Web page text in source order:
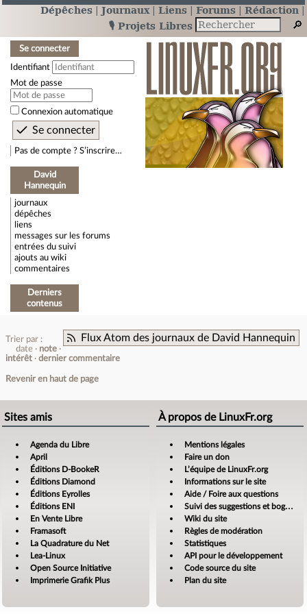
Dépêches Journaux Liens Forums
Rédaction
🎙️ Projets Libres
Se connecter
Identifiant
Mot de passe
Connexion automatique
Pas de compte ? S’inscrire…
David
Hannequin
journaux
dépêches
liens
messages sur les forums
entrées du suivi
ajouts au wiki
commentaires
Derniers
contenus
Flux Atom des journaux de David Hannequin
Trier par :
date
note
intérêt
dernier commentaire
Revenir en haut de page
Sites amis
Agenda du Libre
April
Éditions D-BookeR
Éditions Diamond
Éditions Eyrolles
Éditions ENI
En Vente Libre
Framasoft
La Quadrature du Net
Lea-Linux
Open Source Initiative
Imprimerie Grafik Plus
À propos de LinuxFr.org
Mentions légales
Faire un don
L’équipe de LinuxFr.org
Informations sur le site
Aide / Foire aux questions
Suivi des suggestions et bogues
Wiki du site
Règles de modération
Statistiques
API pour le développement
Code source du site
Plan du site